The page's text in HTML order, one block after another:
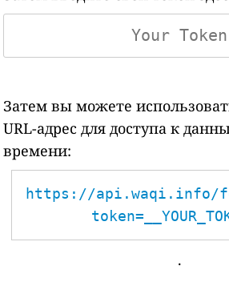
Затем вы можете
URL-адрес для доступа к
времени:
https://api.waqi.info/
.